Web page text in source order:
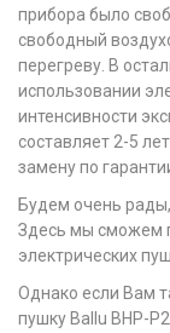
прибора было
свободный
перегреву. В
использовании
интенсивности
составляет 2-5
замену по
Будем очень
Здесь мы сможем
электрических
Однако если Вам
пушку Ballu BНР-